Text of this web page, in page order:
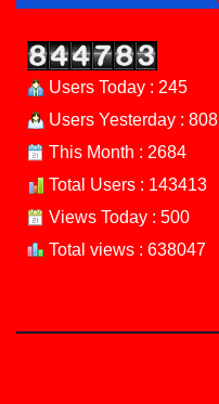
Users Today : 245
Users Yesterday : 808
This Month : 2684
Total Users : 143413
Views Today : 500
Total views : 638047